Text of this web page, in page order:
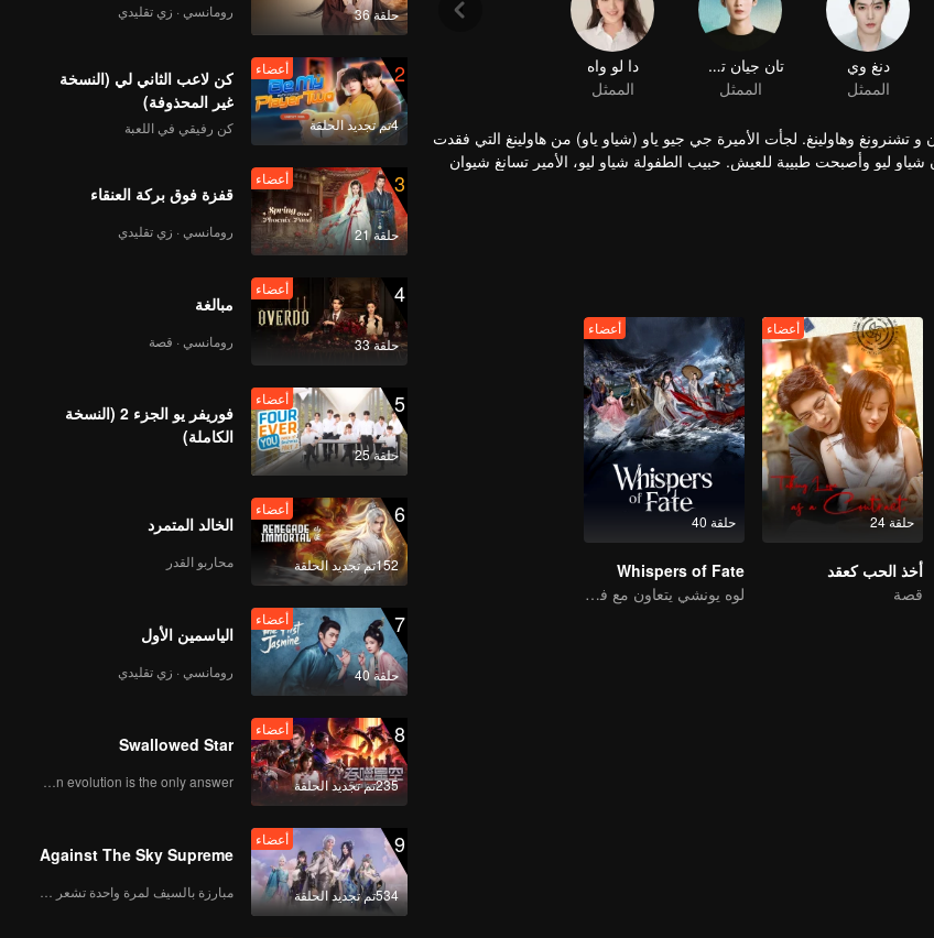
دنغ وي
الممثل
تان جيان تسى
الممثل
دا لو واه
الممثل
تشنرونغ وهاولينغ. لجأت الأميرة جي جيو ياو (شياو ياو) من هاولينغ التي فقدت
ليو وأصبحت طبيبة للعيش. حبيب الطفولة شياو ليو، الأمير تسانغ شيوان
سافر حول داهوانغ وجاء إلى بلدة تشينغشيوي. في بلدة تشينغشيوي،
قدر شيانغ ليو وشياو لو بعضهما البعض وأصبحا من المقربين. بعد
لأنه يعلم أنه طالما أن العالم يسوده السلام، فإن حبه شياو ياو ستكون
حلقة 24
أعضاء
أخذ الحب كعقد
قصة
حلقة 40
أعضاء
Whispers of Fate
لوه يونشي يتعاون مع فريق لخوض غمار عالم الفنون القتالية
حلقة 36 رومانسي · زي تقليدي
2
4تم تجديد الحلقة
أعضاء
كن لاعب الثاني لي (النسخة
غير المحذوفة)
كن رفيقي في اللعبة
3
حلقة 21
أعضاء
قفزة فوق بركة العنقاء
رومانسي · زي تقليدي
4
حلقة 33
أعضاء
مبالغة
رومانسي · قصة
5
حلقة 25
أعضاء
فوريفر يو الجزء 2 (النسخة
الكاملة)
6
152تم تجديد الحلقة
أعضاء
الخالد المتمرد
محاربو القدر
7
حلقة 40
أعضاء
الياسمين الأول
رومانسي · زي تقليدي
8
235تم تجديد الحلقة
أعضاء
Swallowed Star
Human evolution is the only answer.
9
534تم تجديد الحلقة
أعضاء
Against The Sky Supreme